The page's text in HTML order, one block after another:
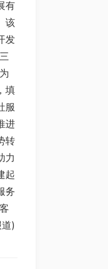
有
该
发
填
服
进
转
力
起
务
)